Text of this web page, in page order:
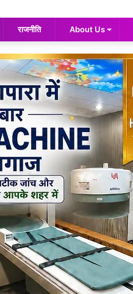
राजनीति About Us